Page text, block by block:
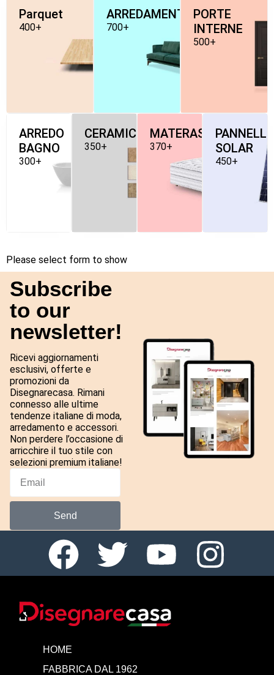
Parquet
400+
ARREDAMENTO
700+
PORTE
INTERNE
500+
ARREDO
BAGNO
300+
CERAMICHE
350+
MATERASSI
370+
PANNELLI-
SOLAR
450+
Please select form to show
Subscribe
to our
newsletter!
Ricevi aggiornamenti
esclusivi, offerte e
promozioni da
Disegnarecasa. Rimani
connesso alle ultime
tendenze italiane di moda,
arredamento e accessori.
Non perdere l’occasione di
arricchire il tuo stile con
selezioni premium italiane!
Send
HOME
FABBRICA DAL 1962